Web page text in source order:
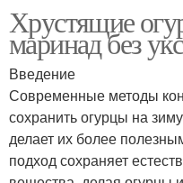
Хрустящие
маринад без
Введение
Современные методы
сохранить огурцы на
делает их более
подход сохраняет